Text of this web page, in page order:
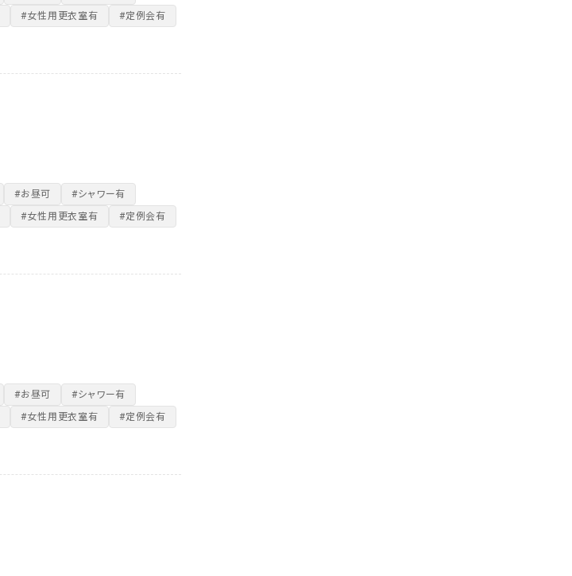
#女性用更衣室有
#定例会有
#お昼可
#シャワー有
#女性用更衣室有
#定例会有
#お昼可
#シャワー有
#女性用更衣室有
#定例会有